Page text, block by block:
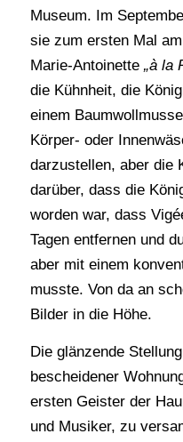
Museum. Im
sie zum ersten Mal
Marie-Antoinette „à la
die Kühnheit, die
einem
Körper- oder
darzustellen, aber die
darüber, dass die
worden war, dass
Tagen entfernen und
aber mit einem
musste. Von da an
Bilder in die Höhe.
Die glänzende
bescheidener
ersten Geister der
und Musiker, zu